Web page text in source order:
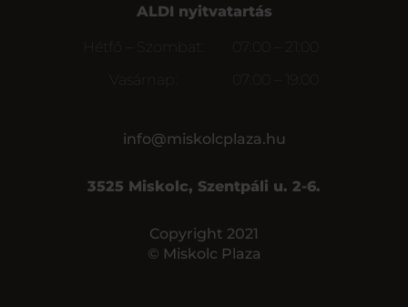
ALDI nyitvatartás
Hétfő – Szombat:
07:00 – 21:00
Vasárnap:
info@miskolcplaza.hu
3525 Miskolc, Szentpáli u. 2-6.
Copyright 2021
© Miskolc Plaza